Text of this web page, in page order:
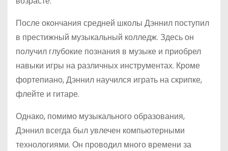
После окончания средней школы Дэннил поступил
в престижный музыкальный колледж. Здесь он
получил глубокие познания в музыке и приобрел
навыки игры на различных инструментах. Кроме
фортепиано, Дэннил научился играть на скрипке,
флейте и гитаре.
Однако, помимо музыкального образования,
Дэннил всегда был увлечен компьютерными
технологиями. Он проводил много времени за